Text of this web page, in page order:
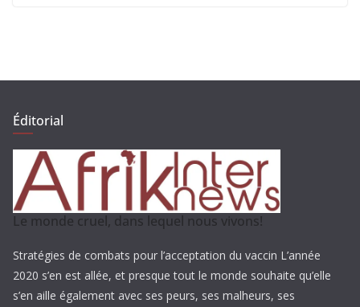
Éditorial
Le monde cruel, dans lequel nous vivons!
Stratégies de combats pour l’acceptation du vaccin L’année
2020 s’en est allée, et presque tout le monde souhaite qu’elle
s’en aille également avec ses peurs, ses malheurs, ses